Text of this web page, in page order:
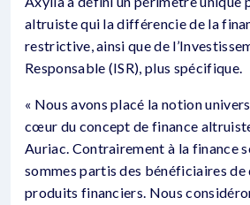
altruiste qui la différencie de la
restrictive, ainsi que de
Responsable (ISR), plus spécifique.
« Nous avons placé la notion
cœur du concept de finance
Auriac. Contrairement à la finance
sommes partis des bénéficiaires de
produits financiers. Nous